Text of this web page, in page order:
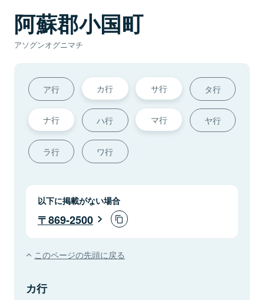
阿蘇郡小国町
アソグンオグニマチ
ア行 カ行 サ行 タ行
ナ行 ハ行 マ行 ヤ行
ラ行 ワ行
以下に掲載がない場合
869-2500
このページの先頭に戻る
カ行